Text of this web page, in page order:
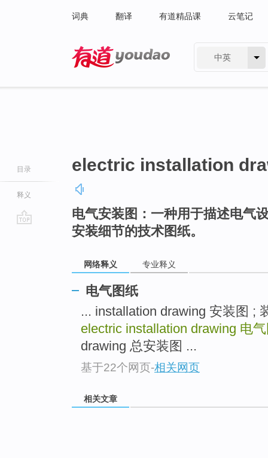
词典 翻译 有道精品课 云笔记
中英
目录
释义
electric installation
电气安装图：一种用于描述电气
安装细节的技术图纸。
网络释义 专业释义
电气图纸
... installation drawing 安装图 ;
electric installation drawing 电
drawing 总安装图 ...
基于22个网页-相关网页
相关文章